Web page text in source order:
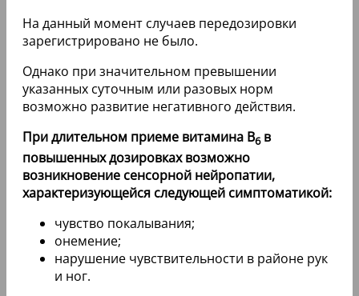
На данный момент случаев передозировки
зарегистрировано не было.
Однако при значительном превышении
указанных суточным или разовых норм
возможно развитие негативного действия.
При длительном приеме витамина B6в
повышенных дозировках возможно
возникновение сенсорной нейропатии,
характеризующейся следующей симптоматикой:
чувство покалывания;
онемение;
нарушение чувствительности в районе рук
и ног.